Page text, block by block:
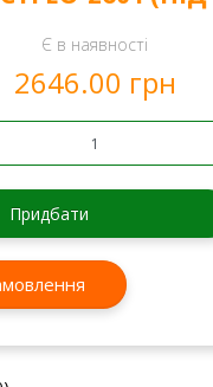
Є в наявності
2646.00 грн
Придбати